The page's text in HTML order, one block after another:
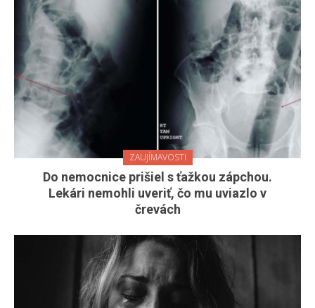
ZAUJÍMAVOSTI
Do nemocnice prišiel s ťažkou zápchou.
Lekári nemohli uveriť, čo mu uviazlo v
črevách